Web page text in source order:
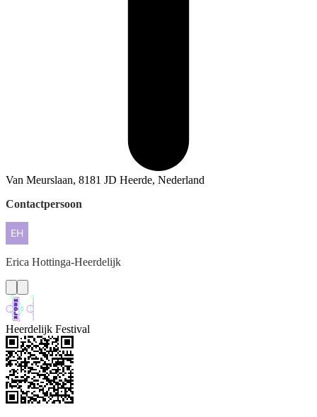
Van Meurslaan, 8181 JD Heerde, Nederland
Contactpersoon
Erica Hottinga-Heerdelijk
Heerdelijk Festival